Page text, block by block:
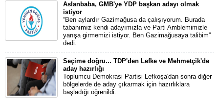
Aslanbaba, GMB'ye YDP başkan adayı olmak
istiyor
“Ben aylardır Gazimağusa da çalışıyorum. Burada
tabanımız kendi adayımızla ve Parti Amblemimizle
yarışa girmemizi istiyor. Ben Gazimağusaya talibim”
dedi.
Seçime doğru... TDP'den Lefke ve Mehmetçik'de
aday hazırlığı
Toplumcu Demokrasi Partisi Lefkoşa'dan sonra diğer
bölgelerde de aday çıkarmak için hazırlıklara
başladığı öğrenildi.